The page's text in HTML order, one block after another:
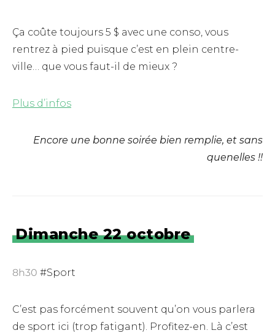
Ça coûte toujours 5 $ avec une conso, vous
rentrez à pied puisque c’est en plein centre-
ville… que vous faut-il de mieux ?
Plus d’infos
Encore une bonne soirée bien remplie, et sans
quenelles !!
Dimanche 22 octobre
8h30 #Sport
C’est pas forcément souvent qu’on vous parlera
de sport ici (trop fatigant). Profitez-en. Là c’est